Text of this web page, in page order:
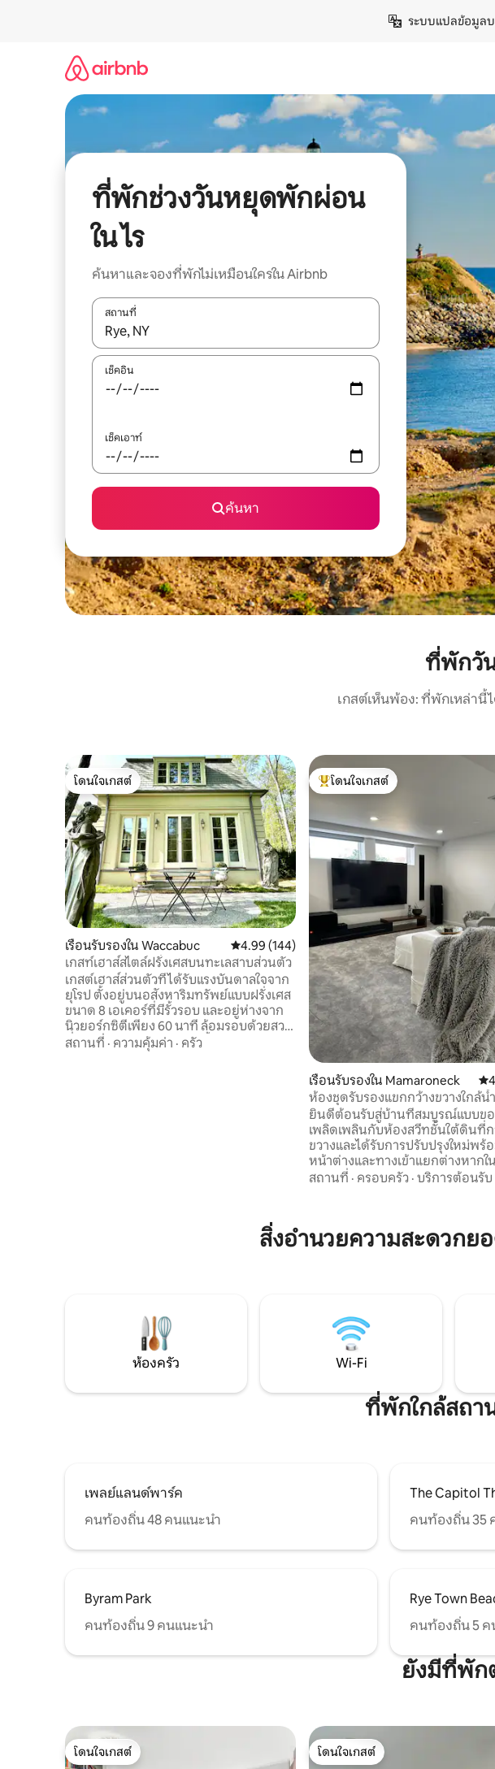
ระบบแปลข้อมูล
ที่พักช่วงวันหยุดพักผ่อน
ใน ไร
ค้นหาและจองที่พักไม่เหมือนใครใน Airbnb
สถานที่
ใช้ลูกศรขึ้นลง หรือใช้การสัมผัสหรือปัด เพื่อสำรวจผลการค้นหา
เช็คอิน
เช็คเอาท์
ค้นหา
ที่พักวั
เกสต์เห็นพ้อง: ที่พักเหล่านี้
โดนใจเกสต์
โดนใจเกสต์
เรือนรับรองใน Waccabuc คะแนนเฉลี่ย 4.99 จาก 5, 144 รีวิว
4.99 (144)
เกสท์เฮาส์สไตล์ฝรั่งเศสบนทะเลสาบส่วนตัว
เกสต์เฮาส์ส่วนตัวที่ได้รับแรงบันดาลใจจาก
ยุโรป ตั้งอยู่บนอสังหาริมทรัพย์แบบฝรั่งเศส
ขนาด 8 เอเคอร์ที่มีรั้วรอบ และอยู่ห่างจาก
นิวยอร์กซิตีเพียง 60 นาที ล้อมรอบด้วยสวน
ที่ได้รับการดูแลอย่างดี รูปปั้นจากศตวรรษที่
18 และทะเลสาบส่วนตัว ทำให้รู้สึกเหมือนได้
สถานที่ · ความคุ้มค่า · ครัว
โดนใจเกสต์ที่สุด
โดนใจเกสต์
เรือนรับรองใน Mamaroneck คะ
ห้องชุดรับรองแขกกว้างขวางใกล้น้ำ
ยินดีต้อนรับสู่บ้านที่สมบูรณ์แบบข
เพลิดเพลินกับห้องสวีทชั้นใต้ดินที่ก
ขวางและได้รับการปรับปรุงใหม่พร้
หน้าต่างและทางเข้าแยกต่างหากใ
ส่วนตัวเหมาะสำหรับผู้เข้าพักสูงสุด
สะดวกสบายในย่านที่เงียบสงบ ไม่ว่าคุณจะ
การเข้าพักได้เลย
สถานที่ · ครอบครัว · บริการต้อนรับ
สิ่งอำนวยความสะดวกย
ห้องครัว Wi-Fi
ที่พักใกล้สถา
เพลย์แลนด์พาร์ค
คนท้องถิ่น 48 คนแนะนำ
The Capitol
คนท้องถิ่น 35
Byram Park
คนท้องถิ่น 9 คนแนะนำ
Rye Town
คนท้องถิ่น 5 ค
ยังมีที่พัก
โดนใจเกสต์
โดนใจเกสต์
โดนใจเกสต์
โดนใจเกสต์